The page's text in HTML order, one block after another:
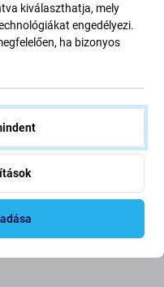
FixPremium - USB-C -
kiválaszthatja, mely
engedélyezi.
ha bizonyos